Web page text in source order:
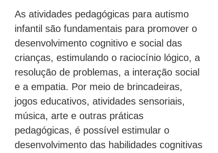
As atividades pedagógicas para autismo
infantil são fundamentais para promover o
desenvolvimento cognitivo e social das
crianças, estimulando o raciocínio lógico, a
resolução de problemas, a interação social
e a empatia. Por meio de brincadeiras,
jogos educativos, atividades sensoriais,
música, arte e outras práticas
pedagógicas, é possível estimular o
desenvolvimento das habilidades cognitivas